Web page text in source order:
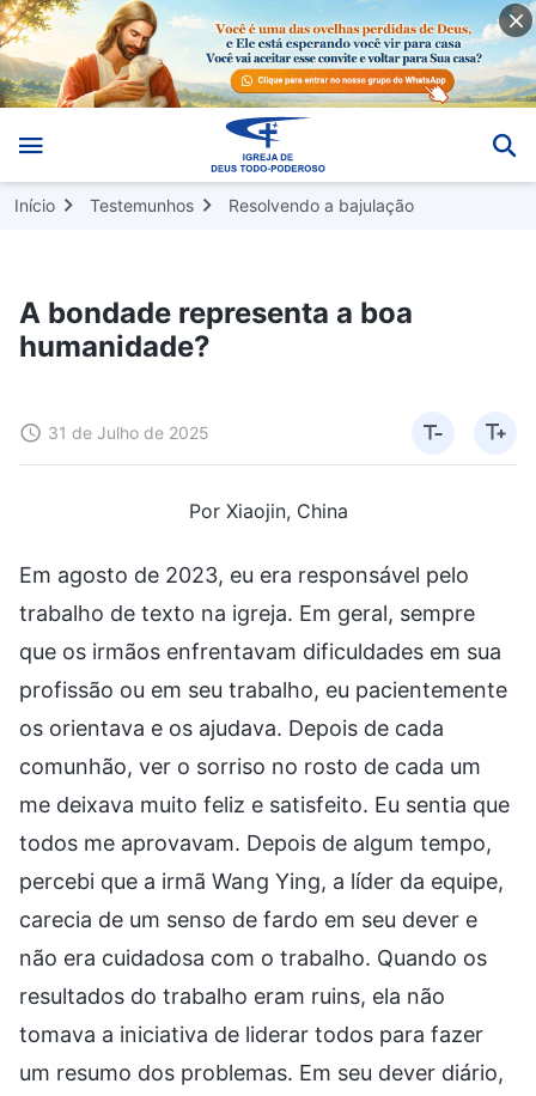
Início Testemunhos Resolvendo a bajulação
A bondade representa a boa
humanidade?
31 de Julho de 2025
Por Xiaojin, China
Em agosto de 2023, eu era responsável pelo
trabalho de texto na igreja. Em geral, sempre
que os irmãos enfrentavam dificuldades em sua
profissão ou em seu trabalho, eu pacientemente
os orientava e os ajudava. Depois de cada
comunhão, ver o sorriso no rosto de cada um
me deixava muito feliz e satisfeito. Eu sentia que
todos me aprovavam. Depois de algum tempo,
percebi que a irmã Wang Ying, a líder da equipe,
carecia de um senso de fardo em seu dever e
não era cuidadosa com o trabalho. Quando os
resultados do trabalho eram ruins, ela não
tomava a iniciativa de liderar todos para fazer
um resumo dos problemas. Em seu dever diário,